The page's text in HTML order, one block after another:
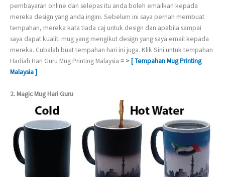
pembayaran online dan selepas itu anda boleh emailkan kepada
mereka design yang anda ingini. Sebelum ini saya pernah membuat
tempahan, mereka kata tiada caj untuk design dan apabila sampai
saya dapat kualiti mug yang mengikut design yang saya email kepada
mereka. Cubalah buat tempahan hari ini juga. Klik Sini untuk tempahan
Hadiah Hari Guru Mug Printing Malaysia = > [ Tempahan Mug Printing
Malaysia ]
2. Magic Mug Hari Guru